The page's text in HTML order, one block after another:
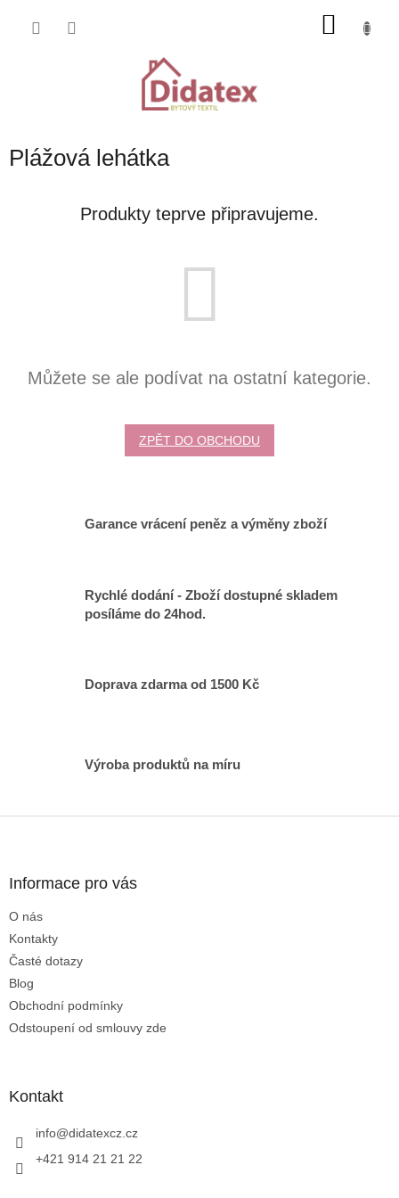
Plážová lehátka
Produkty teprve připravujeme.
Můžete se ale podívat na ostatní kategorie.
ZPĚT DO OBCHODU
Garance vrácení peněz a výměny zboží
Rychlé dodání - Zboží dostupné skladem
posíláme do 24hod.
Doprava zdarma od 1500 Kč
Výroba produktů na míru
Informace pro vás
O nás
Kontakty
Časté dotazy
Blog
Obchodní podmínky
Odstoupení od smlouvy zde
Kontakt
info@didatexcz.cz
+421 914 21 21 22